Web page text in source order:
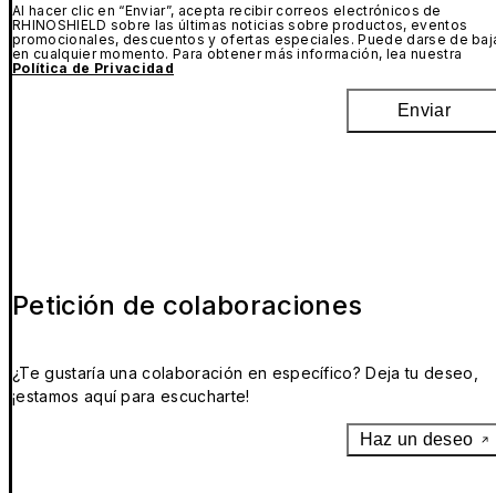
Al hacer clic en “Enviar”, acepta recibir correos electrónicos de
RHINOSHIELD sobre las últimas noticias sobre productos, eventos
promocionales, descuentos y ofertas especiales. Puede darse de
en cualquier momento. Para obtener más información, lea nuestra
Política de Privacidad
Enviar
Petición de colaboraciones
¿Te gustaría una colaboración en específico? Deja tu deseo,
¡estamos aquí para escucharte!
Haz un deseo